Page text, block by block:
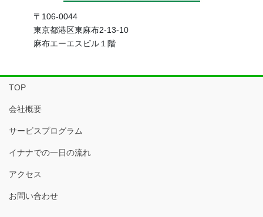
〒106-0044
東京都港区東麻布2-13-10
麻布エーエスビル１階
TOP
会社概要
サービスプログラム
イナナでの一日の流れ
アクセス
お問い合わせ